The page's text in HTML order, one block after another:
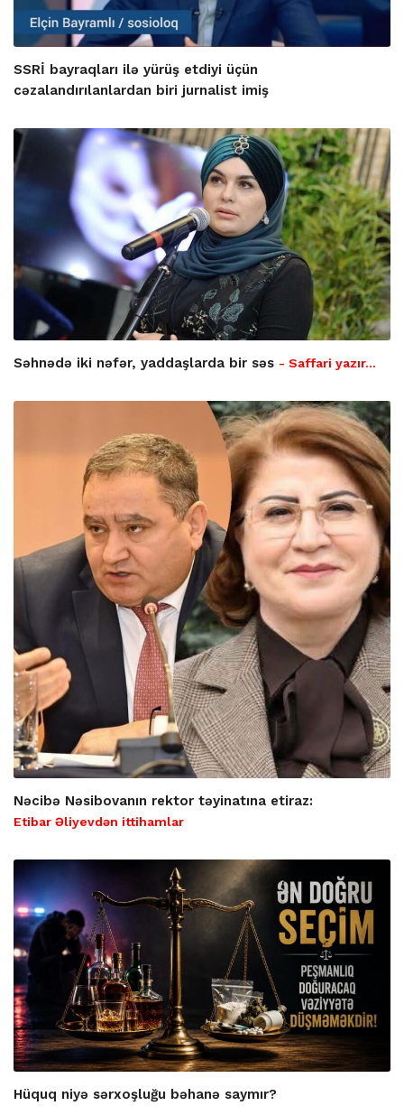
SSRİ bayraqları ilə yürüş etdiyi üçün
cəzalandırılanlardan biri jurnalist imiş
Səhnədə iki nəfər, yaddaşlarda bir səs - Saffari yazır…
Nəcibə Nəsibovanın rektor təyinatına etiraz:
Etibar Əliyevdən ittihamlar
Hüquq niyə sərxoşluğu bəhanə saymır?